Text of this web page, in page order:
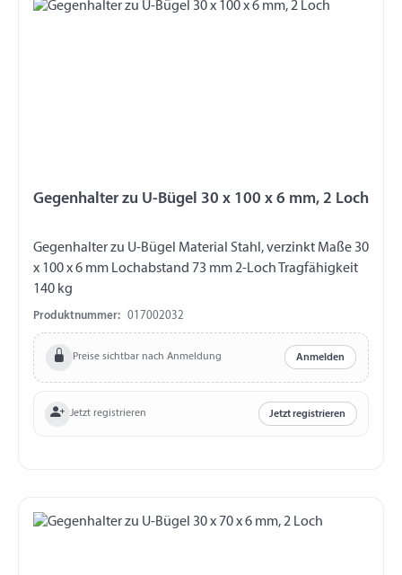
Gegenhalter zu U-Bügel 30 x 100 x 6 mm, 2 Loch
Gegenhalter zu U-Bügel Material Stahl, verzinkt Maße 30
x 100 x 6 mm Lochabstand 73 mm 2-Loch Tragfähigkeit
140 kg
Produktnummer: 017002032
Preise sichtbar nach Anmeldung Anmelden
Jetzt registrieren Jetzt registrieren